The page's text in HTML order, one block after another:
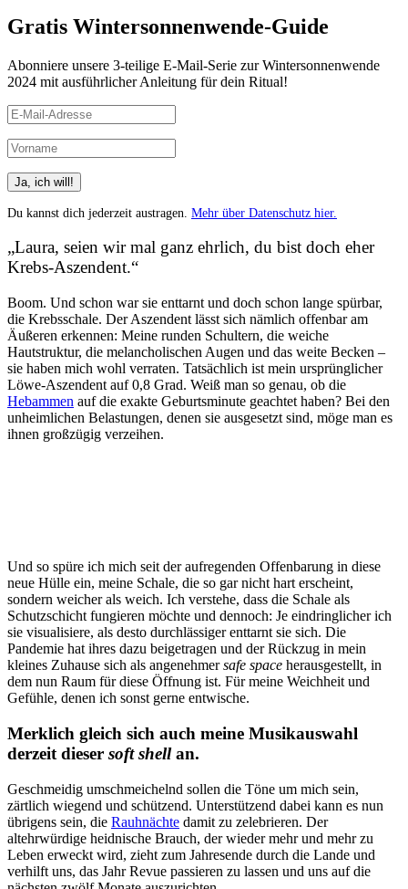
Gratis Wintersonnenwende-Guide
Abonniere unsere 3-teilige E-Mail-Serie zur Wintersonnenwende
2024 mit ausführlicher Anleitung für dein Ritual!
Du kannst dich jederzeit austragen. Mehr über Datenschutz hier.
„Laura, seien wir mal ganz ehrlich, du bist doch eher
Krebs-Aszendent.“
Boom. Und schon war sie enttarnt und doch schon lange spürbar,
die Krebsschale. Der Aszendent lässt sich nämlich offenbar am
Äußeren erkennen: Meine runden Schultern, die weiche
Hautstruktur, die melancholischen Augen und das weite Becken –
sie haben mich wohl verraten. Tatsächlich ist mein ursprünglicher
Löwe-Aszendent auf 0,8 Grad. Weiß man so genau, ob die
Hebammen auf die exakte Geburtsminute geachtet haben? Bei den
unheimlichen Belastungen, denen sie ausgesetzt sind, möge man es
ihnen großzügig verzeihen.
Und so spüre ich mich seit der aufregenden Offenbarung in diese
neue Hülle ein, meine Schale, die so gar nicht hart erscheint,
sondern weicher als weich. Ich verstehe, dass die Schale als
Schutzschicht fungieren möchte und dennoch: Je eindringlicher ich
sie visualisiere, als desto durchlässiger enttarnt sie sich. Die
Pandemie hat ihres dazu beigetragen und der Rückzug in mein
kleines Zuhause sich als angenehmersafe space herausgestellt, in
dem nun Raum für diese Öffnung ist. Für meine Weichheit und
Gefühle, denen ich sonst gerne entwische.
Merklich gleich sich auch meine Musikauswahl
derzeit dieser soft shellan.
Geschmeidig umschmeichelnd sollen die Töne um mich sein,
zärtlich wiegend und schützend. Unterstützend dabei kann es nun
übrigens sein, die Rauhnächte damit zu zelebrieren. Der
altehrwürdige heidnische Brauch, der wieder mehr und mehr zu
Leben erweckt wird, zieht zum Jahresende durch die Lande und
verhilft uns, das Jahr Revue passieren zu lassen und uns auf die